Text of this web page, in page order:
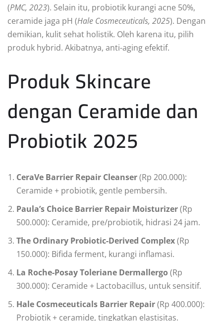
(PMC, 2023). Selain itu, probiotik kurangi acne 50%,
ceramide jaga pH (Hale Cosmeceuticals, 2025). Dengan
demikian, kulit sehat holistik. Oleh karena itu, pilih
produk hybrid. Akibatnya, anti-aging efektif.
Produk Skincare
dengan Ceramide dan
Probiotik 2025
CeraVe Barrier Repair Cleanser(Rp 200.000):
Ceramide + probiotik, gentle pembersih.
Paula’s Choice Barrier Repair Moisturizer(Rp
500.000): Ceramide, pre/probiotik, hidrasi 24 jam.
The Ordinary Probiotic-Derived Complex(Rp
150.000): Bifida ferment, kurangi inflamasi.
La Roche-Posay Toleriane Dermallergo (Rp
300.000): Ceramide + Lactobacillus, untuk sensitif.
Hale Cosmeceuticals Barrier Repair(Rp 400.000):
Probiotik + ceramide, tingkatkan elastisitas.